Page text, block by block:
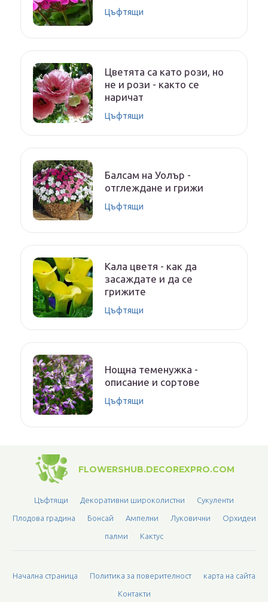
Цъфтящи
Цветята са като рози, но
не и рози - както се
наричат
Цъфтящи
Балсам на Уолър -
отглеждане и грижи
Цъфтящи
Кала цветя - как да
засаждате и да се
грижите
Цъфтящи
Нощна теменужка -
описание и сортове
Цъфтящи
FLOWERSHUB.DECOREXPRO.COM
Цъфтящи Декоративни широколистни Сукуленти
Плодова градина Бонсай Ампелни Луковични Орхидеи
палми Кактус
Начална страница Политика за поверителност карта на сайта
Контакти